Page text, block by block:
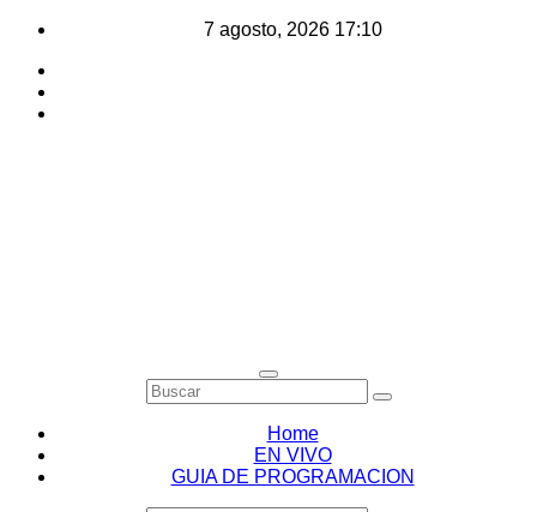
Saltar
7 agosto, 2026 17:10
Home
EN VIVO
GUIA DE PROGRAMACION